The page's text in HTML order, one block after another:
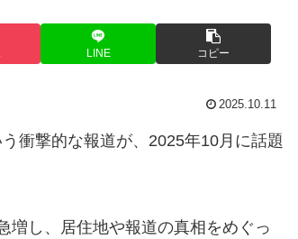
LINE コピー
2025.10.11
衝撃的な報道が、2025年10月に話題
増し、居住地や報道の真相をめぐっ